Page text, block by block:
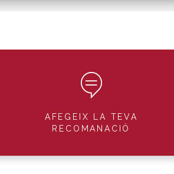
AFEGEIX LA TEVA
RECOMANACIÓ